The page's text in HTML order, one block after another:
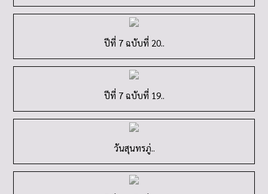
ปีที่ 7 ฉบับที่ 19..
วันสุนทรภู่..
ปีที่ 7 ฉบับที่ 18..
ปีที่ 7 ฉบับที่ 17..